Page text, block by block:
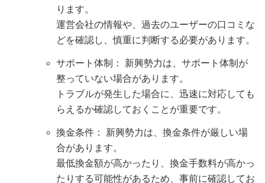
ります。
運営会社の情報や、過去のユーザーの口コミな
どを確認し、慎重に判断する必要があります。
サポート体制： 新興勢力は、サポート体制が
整っていない場合があります。
トラブルが発生した場合に、迅速に対応しても
らえるか確認しておくことが重要です。
換金条件： 新興勢力は、換金条件が厳しい場
合があります。
最低換金額が高かったり、換金手数料が高かっ
たりする可能性があるため、事前に確認してお